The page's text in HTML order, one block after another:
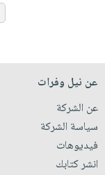
عن نيل وفرات
عن الشركة
سياسة الشركة
فيديوهات
انشر كتابك